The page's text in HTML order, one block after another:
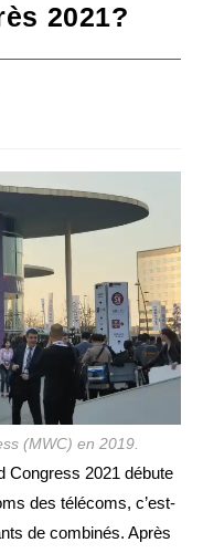
2021?
(MWC) en 2019.
Congress 2021 débute
des télécoms, c’est-
de combinés. Après